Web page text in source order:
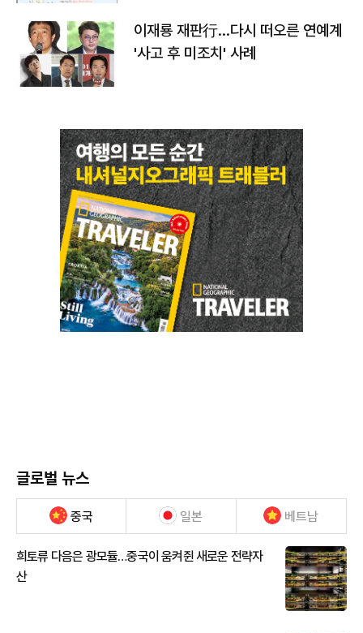
이재룡 재판行…다시 떠오른 연예계
'사고 후 미조치' 사례
글로벌 뉴스
중국 일본 베트남
희토류 다음은 광모듈…중국이 움켜쥔 새로운 전략자
산